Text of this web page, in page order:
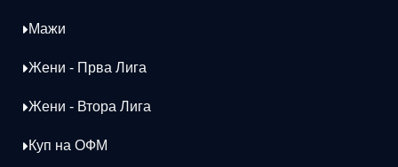
Мажи
Жени - Прва Лига
Жени - Втора Лига
Куп на ОФМ